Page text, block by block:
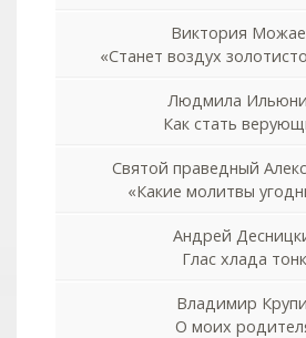
Виктория
«Станет воздух
Людмила
Как стать
Святой праведный
«Какие молитвы
Андрей
Глас хлада
Владимир
О моих